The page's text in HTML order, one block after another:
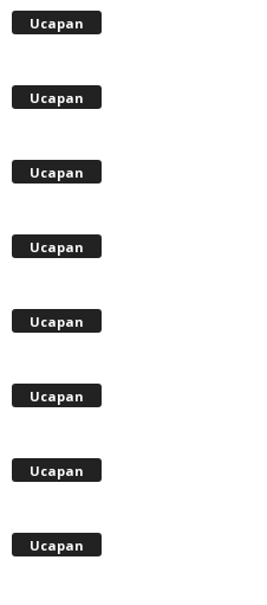
Ucapan
Ucapan
Ucapan
Ucapan
Ucapan
Ucapan
Ucapan
Ucapan